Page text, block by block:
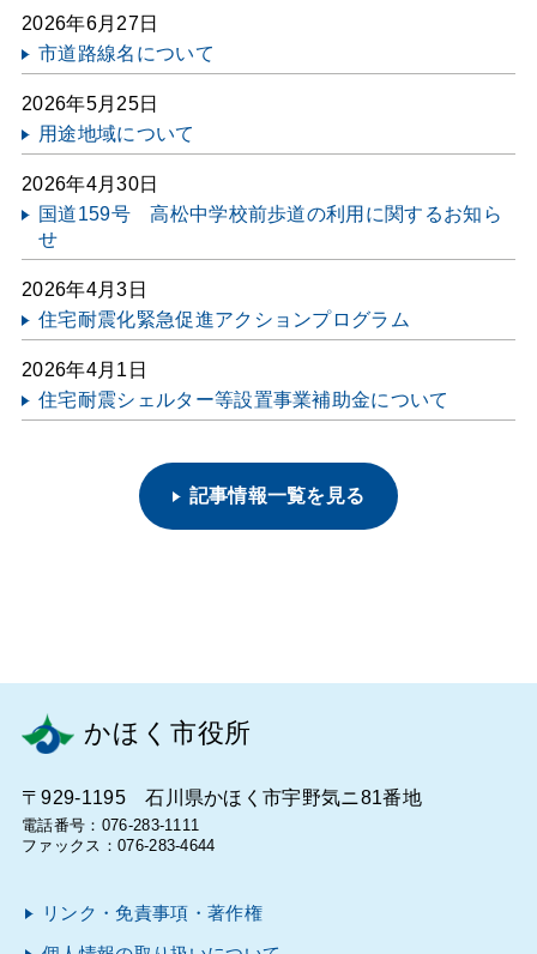
2026年6月27日
市道路線名について
2026年5月25日
用途地域について
2026年4月30日
国道159号 高松中学校前歩道の利用に関するお知ら
せ
2026年4月3日
住宅耐震化緊急促進アクションプログラム
2026年4月1日
住宅耐震シェルター等設置事業補助金について
記事情報一覧を見る
かほく市役所
〒929-1195 石川県かほく市宇野気ニ81番地
電話番号：076-283-1111
ファックス：076-283-4644
リンク・免責事項・著作権